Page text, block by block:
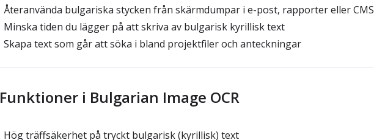
Återanvända bulgariska stycken från skärmdumpar i e-post, rapporter eller CMS
Minska tiden du lägger på att skriva av bulgarisk kyrillisk text
Skapa text som går att söka i bland projektfiler och anteckningar
Funktioner i Bulgarian Image OCR
Hög träffsäkerhet på tryckt bulgarisk (kyrillisk) text